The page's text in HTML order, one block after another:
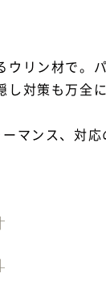
リン材で。
対策も万全に
マンス、対